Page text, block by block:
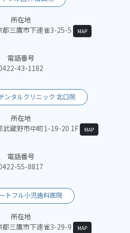
所在地
都三鷹市下連雀3-25-5
MAP
電話番号
43-1182
ンタルクリニック 北口院
所在地
武蔵野市中町1-19-20 1F
MAP
電話番号
55-8817
トフル小児歯科医院
所在地
都三鷹市下連雀3-29-9
MAP